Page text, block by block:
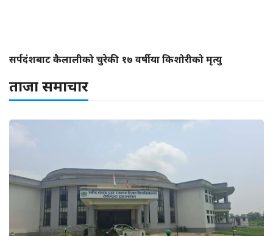
सर्पदंशबाट कैलालीको चुरेकी १७ वर्षीया किशोरीको मृत्यु
ताजा समाचार